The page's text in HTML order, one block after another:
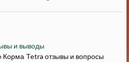
и выводы
Корма Tetra отзывы и вопросы